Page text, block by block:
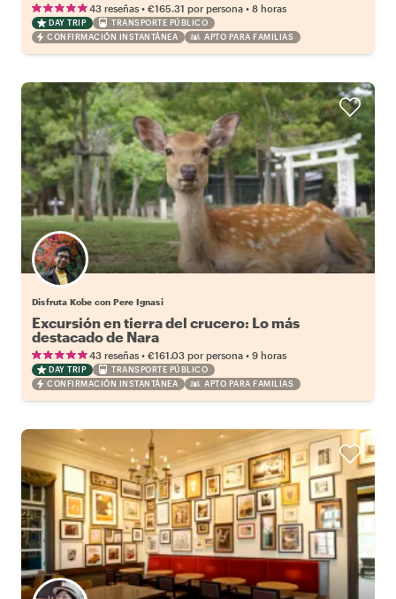
43 reseñas • €165.31 por persona • 8 horas
DAY TRIP
TRANSPORTE PÚBLICO
CONFIRMACIÓN INSTANTÁNEA
APTO PARA FAMILIAS
Disfruta Kobe con Pere Ignasi
Excursión en tierra del crucero: Lo más
destacado de Nara
43 reseñas • €161.03 por persona • 9 horas
DAY TRIP
TRANSPORTE PÚBLICO
CONFIRMACIÓN INSTANTÁNEA
APTO PARA FAMILIAS